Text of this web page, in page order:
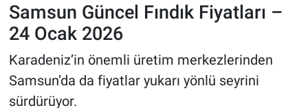
Samsun Güncel Fındık Fiyatları –
24 Ocak 2026
Karadeniz’in önemli üretim merkezlerinden
Samsun’da da fiyatlar yukarı yönlü seyrini
sürdürüyor.